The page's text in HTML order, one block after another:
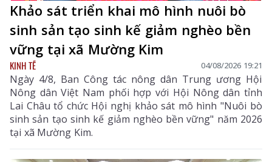
Khảo sát triển khai mô hình nuôi bò
sinh sản tạo sinh kế giảm nghèo bền
vững tại xã Mường Kim
KINH TẾ 04/08/2026 19:21
Ngày 4/8, Ban Công tác nông dân Trung ương Hội
Nông dân Việt Nam phối hợp với Hội Nông dân tỉnh
Lai Châu tổ chức Hội nghị khảo sát mô hình "Nuôi bò
sinh sản tạo sinh kế giảm nghèo bền vững" năm 2026
tại xã Mường Kim.